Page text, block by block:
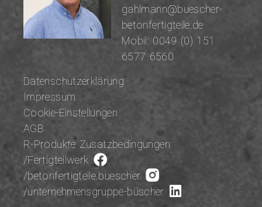
gahlmann@buescher-
betonfertigteile.de
Mobil: 0049 (0) 151
6577 6560
Datenschutzerklärung
Impressum
Cookie-Einstellungen
AGB
R-Produkte Zusatzbedingungen
/Fertigteilwerk
/betonfertigteile.buescher
/unternehmensgruppe-büscher